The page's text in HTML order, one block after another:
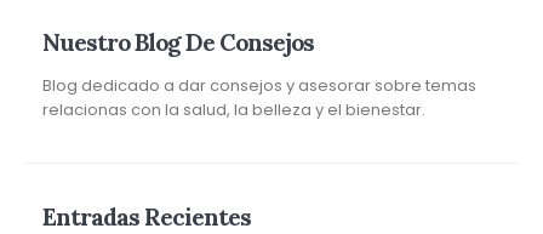
Nuestro Blog De Consejos
Blog dedicado a dar consejos y asesorar sobre temas
relacionas con la salud, la belleza y el bienestar.
Entradas Recientes